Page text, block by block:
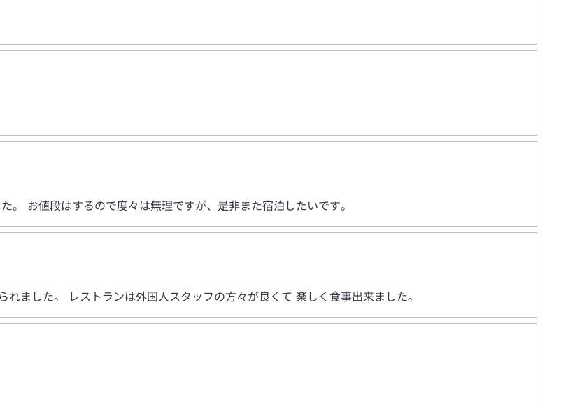
お値段はするので度々は無理ですが、是非また宿泊したいです。
ました。 レストランは外国人スタッフの方々が良くて 楽しく食事出来ました。